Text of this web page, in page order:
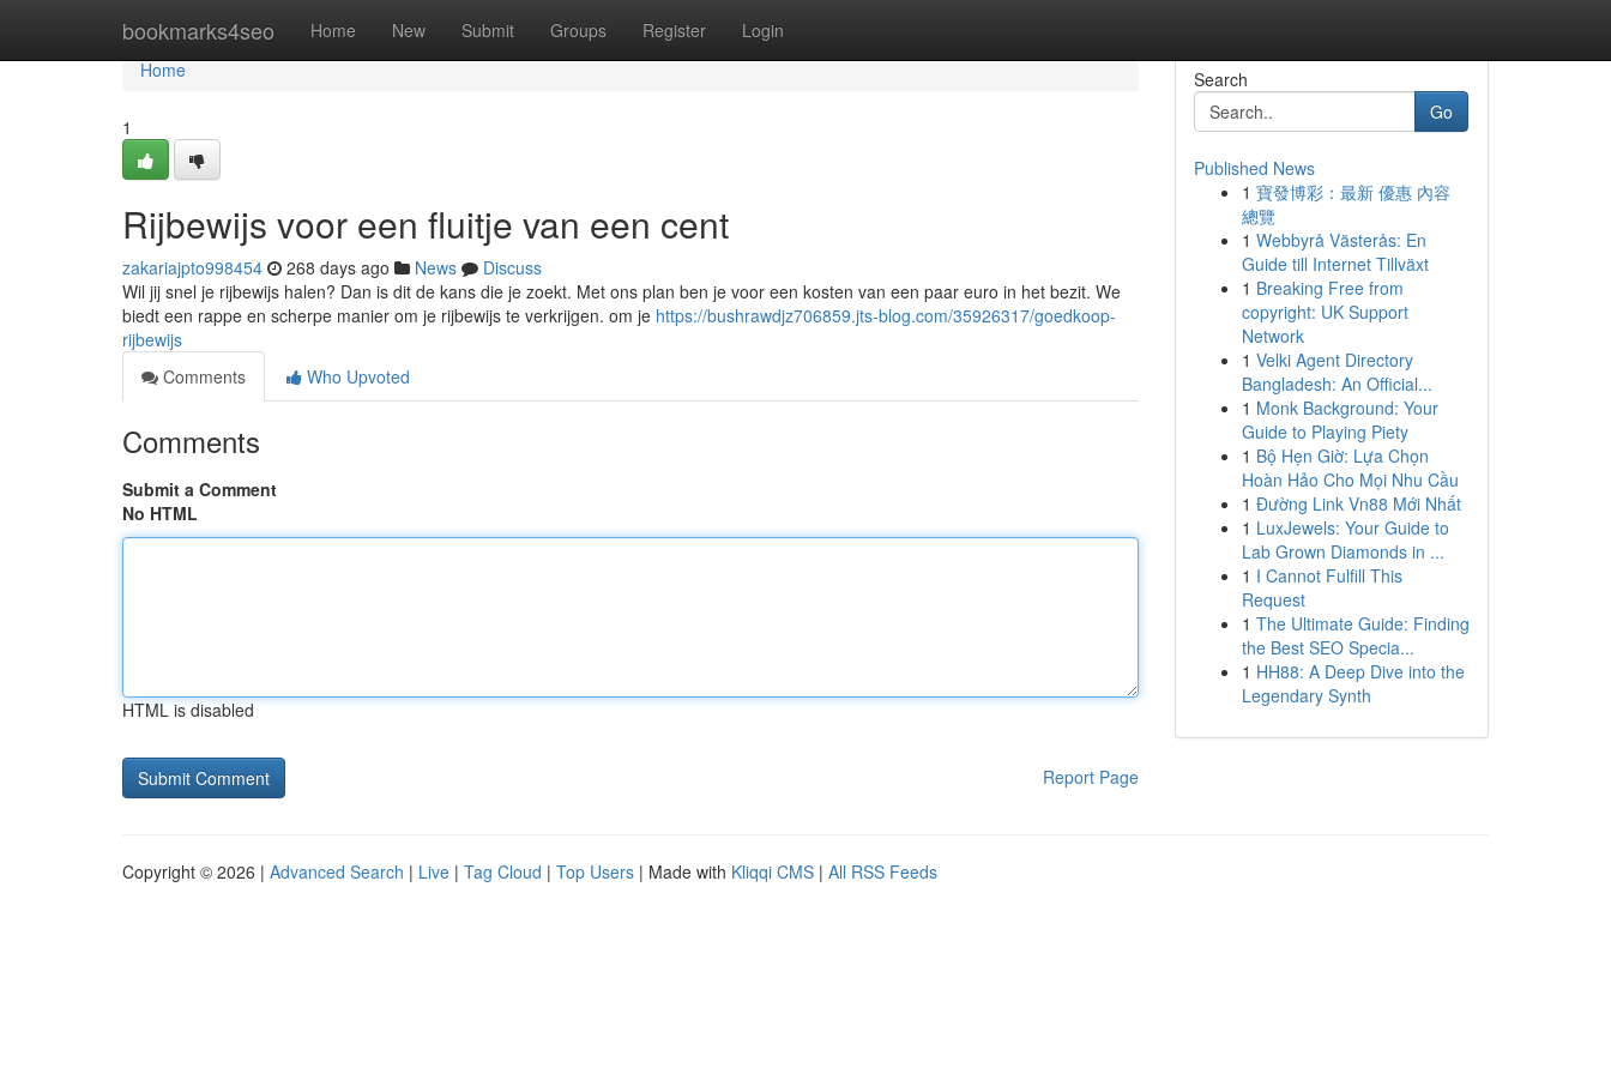
bookmarks4seo Home New Submit Groups Register Login
Home
Home
1
Rijbewijs voor een fluitje van een cent
zakariajpto998454 268 days ago News
Discuss
Wil jij snel je rijbewijs halen? Dan is dit de kans die je zoekt. Met ons plan ben je voor een kosten van een paar euro in het bezit. We
biedt een rappe en scherpe manier om je rijbewijs te verkrijgen. om je https://bushrawdjz706859.jts-blog.com/35926317/goedkoop-
rijbewijs
Comments
Who Upvoted
Comments
Submit a Comment
No HTML
HTML is disabled
Report Page
Search
Go
Published News
1 寶發博彩：最新 優惠 內容
總覽
1 Webbyrå Västerås: En
Guide till Internet Tillväxt
1 Breaking Free from
copyright: UK Support
Network
1 Velki Agent Directory
Bangladesh: An Official...
1 Monk Background: Your
Guide to Playing Piety
1 Bộ Hẹn Giờ: Lựa Chọn
Hoàn Hảo Cho Mọi Nhu Cầu
1 Đường Link Vn88 Mới Nhất
1 LuxJewels: Your Guide to
Lab Grown Diamonds in ...
1 I Cannot Fulfill This
Request
1 The Ultimate Guide: Finding
the Best SEO Specia...
1 HH88: A Deep Dive into the
Legendary Synth
Copyright © 2026 | Advanced Search | Live | Tag Cloud | Top Users | Made with Kliqqi CMS | All RSS Feeds